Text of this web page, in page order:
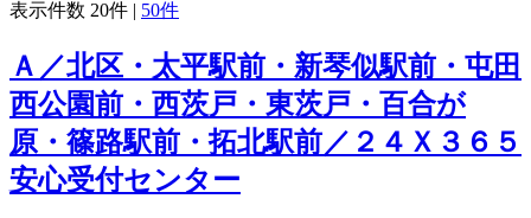
表示件数 20件 | 50件
Ａ／北区・太平駅前・新琴似駅前・屯田
西公園前・西茨戸・東茨戸・百合が
原・篠路駅前・拓北駅前／２４Ｘ３６５
安心受付センター